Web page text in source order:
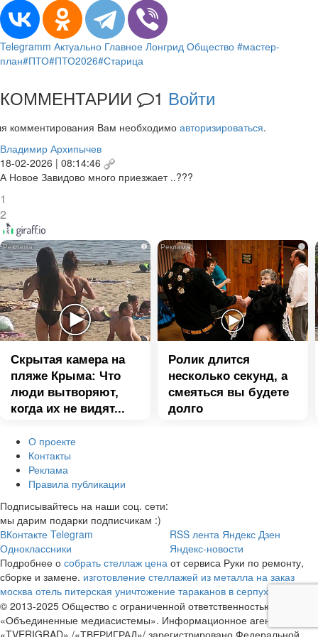
Telegramm Актуально Главное Лонгрид Общество #мастер-
план#ПТО#ПТО2026#Старица
КОММЕНТАРИИ 1 Войти
комментирования Вам необходимо авторизироваться.
Владимир Архипычев
18-02-2026 | 08:14:46
А Новое Завидово много приезжает ..???
1
2
i
Скрытая камера на
пляже Крыма: Что
люди вытворяют,
когда их не видят...
i
Ролик длится
несколько секунд, а
смеяться вы будете
долго
О проекте
Контакты
Реклама
Правила публикации
Подписывайтесь на наши соц. сети:
мы дарим подарки подписчикам :)
ВКонтакте Telegram
Одноклассники
RSS лента Яндекс Дзен
Яндекс-новости
Подробнее о собрать стеллаж цена от сервиса Руки по ремонту,
сборке и замене. изготовление стеллажей из металла на заказ
москва отель питерская уничтожение тараканов в серпухове
© 2013-2025 Общество с ограниченной ответственностью
«Объединенные медиасистемы». Информационное агентство